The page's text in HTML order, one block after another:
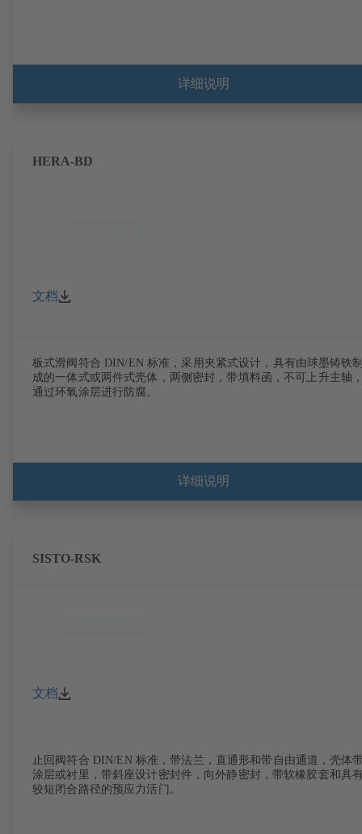
详细说明
HERA-BD
文档
板式滑阀符合 DIN/EN 标准，采用夹紧式设计，具有由球墨铸铁
成的一体式或两件式壳体，两侧密封，带填料函，不可上升主轴
通过环氧涂层进行防腐。
详细说明
SISTO-RSK
文档
止回阀符合 DIN/EN 标准，带法兰，直通形和带自由通道，壳体
涂层或衬里，带斜座设计密封件，向外静密封，带软橡胶套和具
较短闭合路径的预应力活门。